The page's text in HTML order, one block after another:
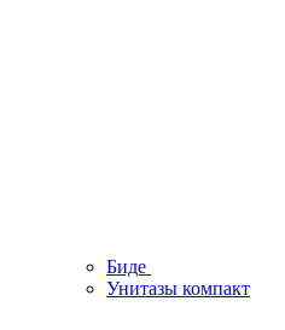
Биде
Унитазы компакт